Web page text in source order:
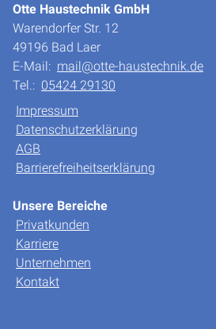
Otte Haustechnik GmbH
Warendorfer Str. 12
49196 Bad Laer
E-Mail: mail@otte-haustechnik.de
Tel.: 05424 29130
Impressum
Datenschutzerklärung
AGB
Barrierefreiheitserklärung
Unsere Bereiche
Privatkunden
Karriere
Unternehmen
Kontakt